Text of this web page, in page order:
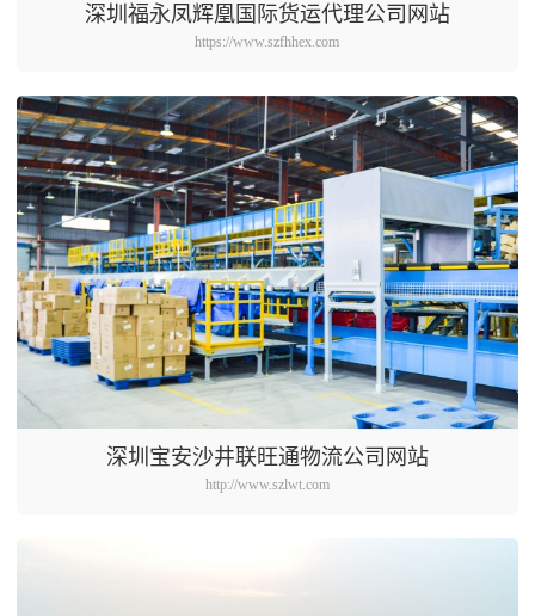
深圳福永凤辉凰国际货运代理公司网站
https://www.szfhhex.com
深圳宝安沙井联旺通物流公司网站
http://www.szlwt.com